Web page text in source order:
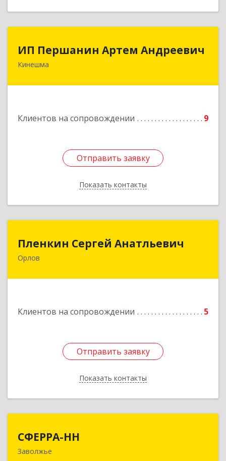
ИП Першанин Артем Андреевич
Кинешма
Клиентов на сопровождении 9
Отправить заявку
Показать контакты
Отправить заявку
Назад
Пленкин Сергей Анатльевич
Орлов
Клиентов на сопровождении 5
Отправить заявку
Показать контакты
Пленкин Сергей Анатльевич
Отправить заявку
Назад
СФЕРРА-НН
Заволжье